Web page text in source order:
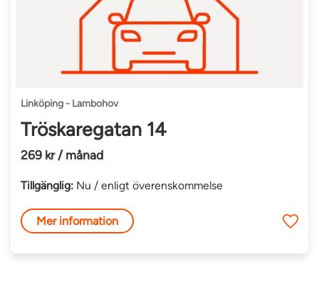
Linköping - Lambohov
Tröskaregatan 14
269 kr / månad
Tillgänglig: Nu / enligt överenskommelse
Mer information